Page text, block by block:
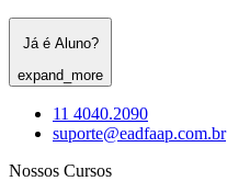
Já é Aluno?
expand_more
11 4040.2090
suporte@eadfaap.com.br
Nossos Cursos